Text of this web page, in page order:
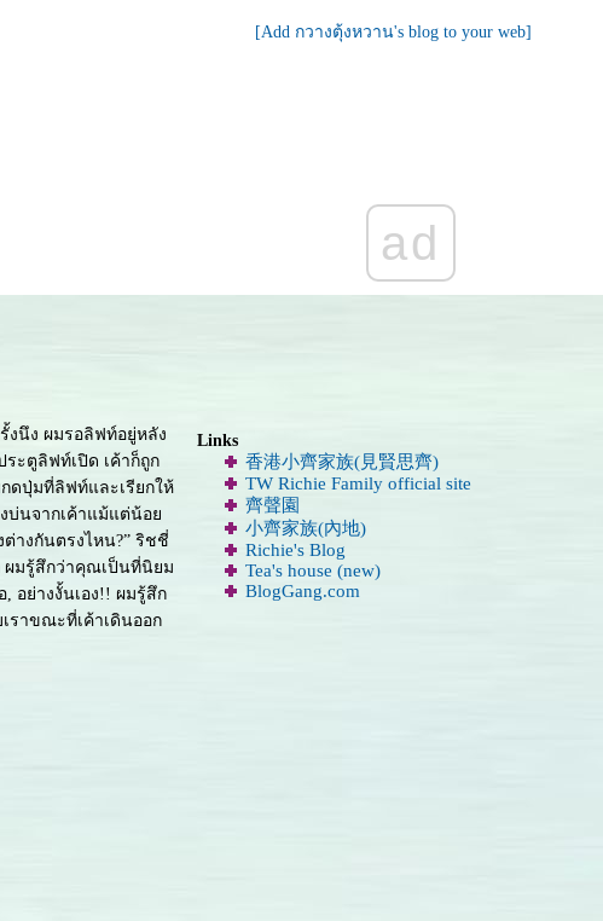
งนึง ผมรอลิฟท์อยู่หลัง
ะตูลิฟท์เปิด เค้าก็ถูก
ดปุ่มที่ลิฟท์และเรียกให้
งบ่นจากเค้าแม้แต่น้อ
างกันตรงไหน?” ริชชี่
ผมรู้สึกว่าคุณเป็นที่นิยม
, อย่างงั้นเอง!! ผมรู้สึก
ราขณะที่เค้าเดินออก
[Add กวางตุ้งหวาน's blog to your web]
ad
Links
香港小齊家族(見賢思齊)
TW Richie Family official site
齊聲園
小齊家族(內地)
Richie's Blog
Tea's house (new)
BlogGang.com